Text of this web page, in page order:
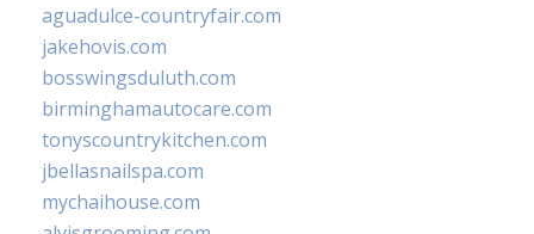
aguadulce-countryfair.com
jakehovis.com
bosswingsduluth.com
birminghamautocare.com
tonyscountrykitchen.com
jbellasnailspa.com
mychaihouse.com